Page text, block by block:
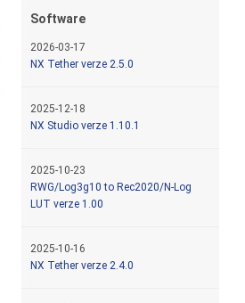
Software
2026-03-17
NX Tether verze 2.5.0
2025-12-18
NX Studio verze 1.10.1
2025-10-23
RWG/Log3g10 to Rec2020/N-Log
LUT verze 1.00
2025-10-16
NX Tether verze 2.4.0